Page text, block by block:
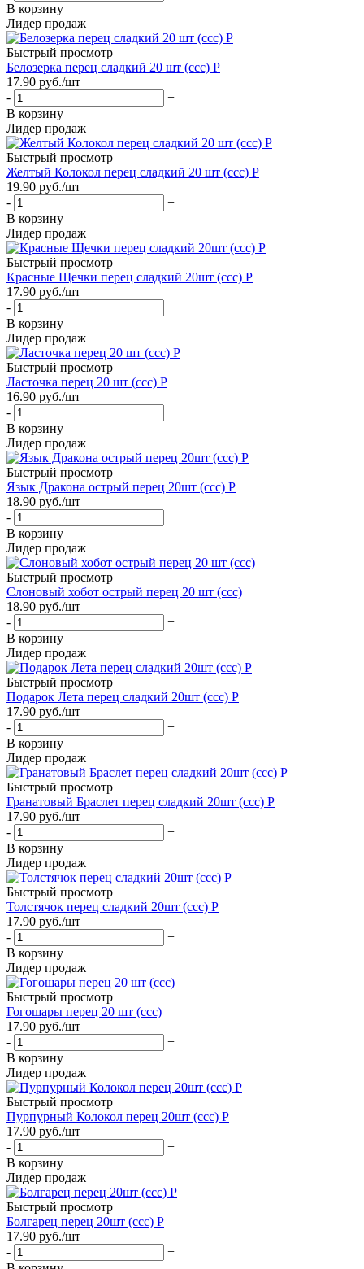
В корзину
Лидер продаж
Быстрый просмотр
Белозерка перец сладкий 20 шт (ссс) Р
17.90 руб./шт
-
+
В корзину
Лидер продаж
Быстрый просмотр
Желтый Колокол перец сладкий 20 шт (ссс) Р
19.90 руб./шт
-
+
В корзину
Лидер продаж
Быстрый просмотр
Красные Щечки перец сладкий 20шт (ссс) Р
17.90 руб./шт
-
+
В корзину
Лидер продаж
Быстрый просмотр
Ласточка перец 20 шт (ссс) Р
16.90 руб./шт
-
+
В корзину
Лидер продаж
Быстрый просмотр
Язык Дракона острый перец 20шт (ссс) Р
18.90 руб./шт
-
+
В корзину
Лидер продаж
Быстрый просмотр
Слоновый хобот острый перец 20 шт (ссс)
18.90 руб./шт
-
+
В корзину
Лидер продаж
Быстрый просмотр
Подарок Лета перец сладкий 20шт (ссс) Р
17.90 руб./шт
-
+
В корзину
Лидер продаж
Быстрый просмотр
Гранатовый Браслет перец сладкий 20шт (ссс) Р
17.90 руб./шт
-
+
В корзину
Лидер продаж
Быстрый просмотр
Толстячок перец сладкий 20шт (ссс) Р
17.90 руб./шт
-
+
В корзину
Лидер продаж
Быстрый просмотр
Гогошары перец 20 шт (ссс)
17.90 руб./шт
-
+
В корзину
Лидер продаж
Быстрый просмотр
Пурпурный Колокол перец 20шт (ссс) Р
17.90 руб./шт
-
+
В корзину
Лидер продаж
Быстрый просмотр
Болгарец перец 20шт (ссс) Р
17.90 руб./шт
-
+